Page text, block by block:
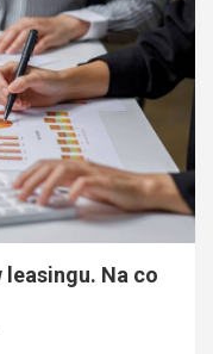
Na co